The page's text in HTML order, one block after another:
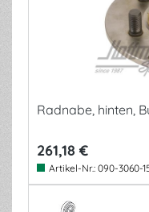
Radnabe, hinten,
261,18 €
Artikel-Nr.: 090-3060-